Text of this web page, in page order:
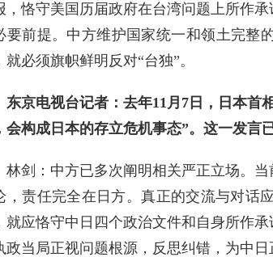
，恪守美国历届政府在台湾问题上所作
要前提。中方维护国家统一和领土完整
就必须旗帜鲜明反对“台独”。
东京电视台记者：去年11月7日，日本首
会构成日本的存立危机事态”。这一发言
林剑：中方已多次阐明相关严正立场。
，责任完全在日方。真正的交流与对话
就应恪守中日四个政治文件和自身所作
政当局正视问题根源，反思纠错，为中日